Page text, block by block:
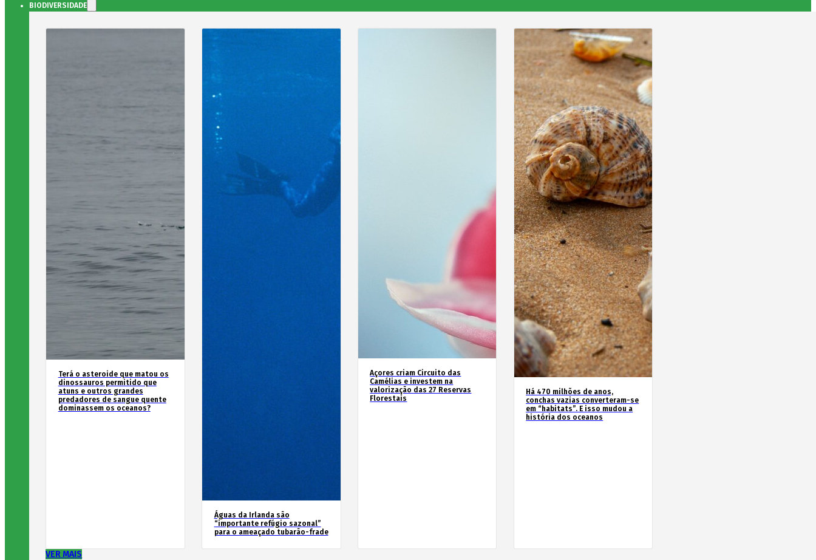
BIODIVERSIDADE
Terá o asteroide que matou os
dinossauros permitido que
atuns e outros grandes
predadores de sangue quente
dominassem os oceanos?
Águas da Irlanda são
“importante refúgio sazonal”
para o ameaçado tubarão-frade
Açores criam Circuito das
Camélias e investem na
valorização das 27 Reservas
Florestais
Há 470 milhões de anos,
conchas vazias converteram-se
em “habitats”. E isso mudou a
história dos oceanos
VER MAIS